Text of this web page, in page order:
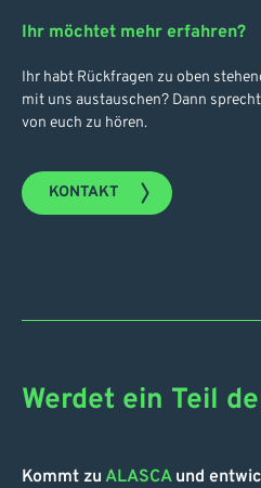
Ihr möchtet mehr erfahren?
Ihr habt Rückfragen zu oben
mit uns austauschen? Dann
von euch zu hören.
KONTAKT
Werdet ein Teil
Kommt zu ALASCAund